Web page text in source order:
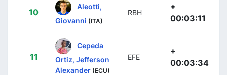
10
Aleotti,
Giovanni (ITA)
RBH
+
00:03:11
11
Cepeda
Ortiz, Jefferson
Alexander (ECU)
EFE
+
00:03:34